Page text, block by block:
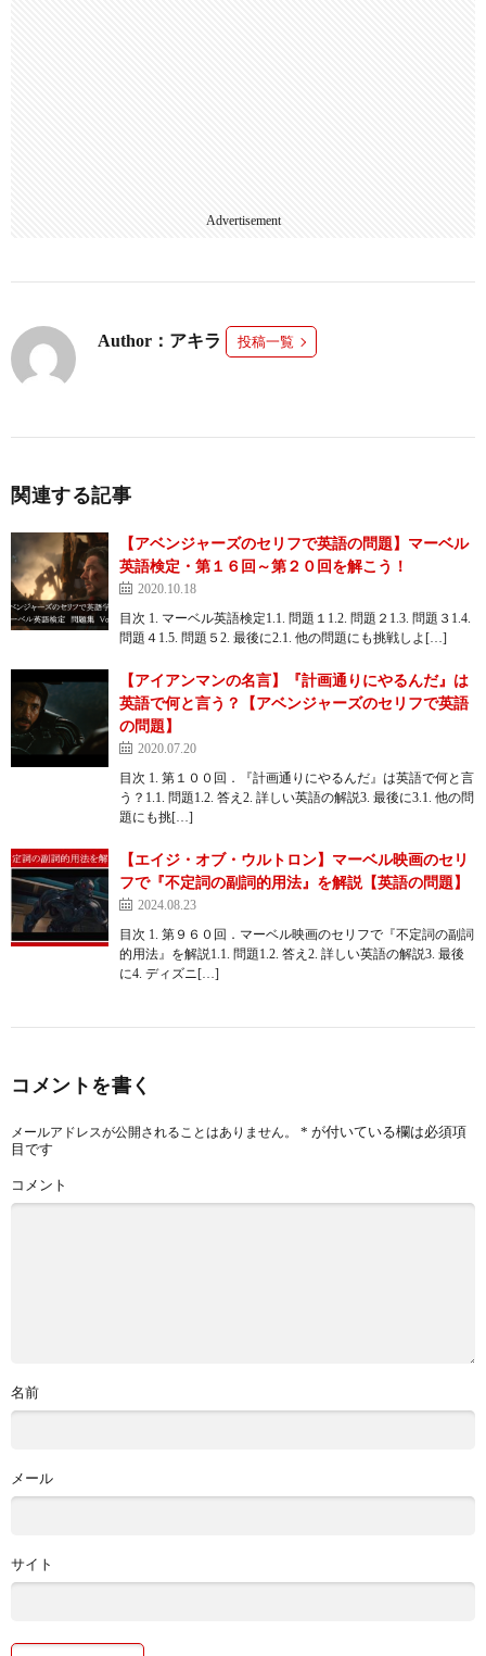
Advertisement
Author：アキラ 投稿一覧
関連する記事
【アベンジャーズのセリフで英語の問題】マーベル
英語検定・第１６回～第２０回を解こう！
2020.10.18
目次 1. マーベル英語検定1.1. 問題１1.2. 問題２1.3. 問題３1.4.
問題４1.5. 問題５2. 最後に2.1. 他の問題にも挑戦しよ[…]
【アイアンマンの名言】『計画通りにやるんだ』は
英語で何と言う？【アベンジャーズのセリフで英語
の問題】
2020.07.20
目次 1. 第１００回．『計画通りにやるんだ』は英語で何と言
う？1.1. 問題1.2. 答え2. 詳しい英語の解説3. 最後に3.1. 他の問
題にも挑[…]
【エイジ・オブ・ウルトロン】マーベル映画のセリ
フで『不定詞の副詞的用法』を解説【英語の問題】
2024.08.23
目次 1. 第９６０回．マーベル映画のセリフで『不定詞の副詞
的用法』を解説1.1. 問題1.2. 答え2. 詳しい英語の解説3. 最後
に4. ディズニ[…]
コメントを書く
メールアドレスが公開されることはありません。 * が付いている欄は必須項
目です
コメント
名前
メール
サイト